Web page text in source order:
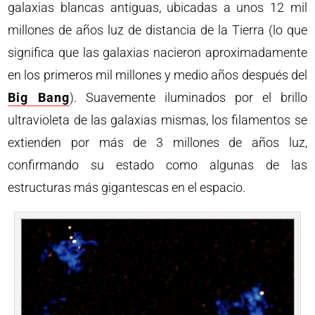
galaxias blancas antiguas, ubicadas a unos 12 mil
millones de años luz de distancia de la Tierra (lo que
significa que las galaxias nacieron aproximadamente
en los primeros mil millones y medio años después del
Big Bang). Suavemente iluminados por el brillo
ultravioleta de las galaxias mismas, los filamentos se
extienden por más de 3 millones de años luz,
confirmando su estado como algunas de las
estructuras más gigantescas en el espacio.